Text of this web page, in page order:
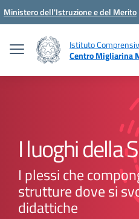
Vai ai contenuti
Vai al menu di navigazione
Vai al footer
Ministero dell'Istruzione e del Merito
Istituto
Centro Migliarina
I luoghi della
I plessi che
strutture dove si
didattiche